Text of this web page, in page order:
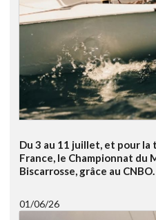
Du 3 au 11 juillet, et pour
France, le Championnat du
Biscarrosse, grâce au CNBO.
01/06/26